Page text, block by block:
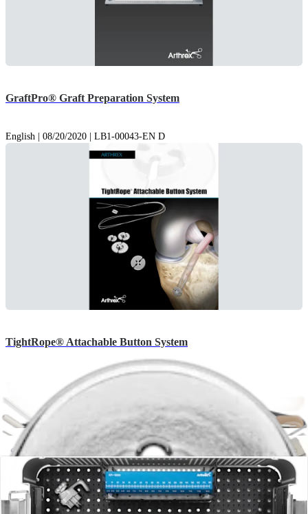
GraftPro® Graft Preparation System
English | 08/20/2020 | LB1-00043-EN D
TightRope® Attachable Button System
Brochures | English | 08/29/2018 | LB1-00056-EN C